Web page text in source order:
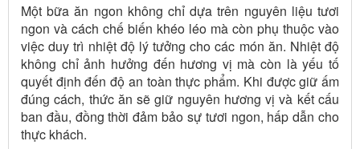
Một bữa ăn ngon không chỉ dựa trên nguyên liệu tươi
ngon và cách chế biến khéo léo mà còn phụ thuộc vào
việc duy trì nhiệt độ lý tưởng cho các món ăn. Nhiệt độ
không chỉ ảnh hưởng đến hương vị mà còn là yếu tố
quyết định đến độ an toàn thực phẩm. Khi được giữ ấm
đúng cách, thức ăn sẽ giữ nguyên hương vị và kết cấu
ban đầu, đồng thời đảm bảo sự tươi ngon, hấp dẫn cho
thực khách.